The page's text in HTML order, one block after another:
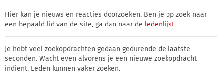
Hier kan je nieuws en reacties doorzoeken. Ben je op zoek naar
een bepaald lid van de site, ga dan naar de ledenlijst.
Je hebt veel zoekopdrachten gedaan gedurende de laatste
seconden. Wacht even alvorens je een nieuwe zoekopdracht
indient. Leden kunnen vaker zoeken.